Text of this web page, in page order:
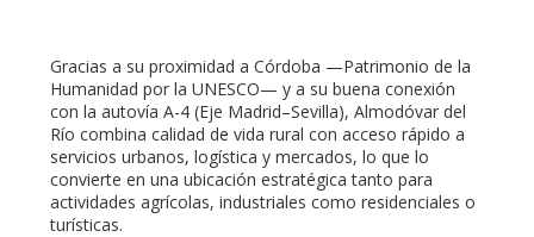
Gracias a su proximidad a Córdoba —Patrimonio de la
Humanidad por la UNESCO— y a su buena conexión
con la autovía A-4 (Eje Madrid–Sevilla), Almodóvar del
Río combina calidad de vida rural con acceso rápido a
servicios urbanos, logística y mercados, lo que lo
convierte en una ubicación estratégica tanto para
actividades agrícolas, industriales como residenciales o
turísticas.